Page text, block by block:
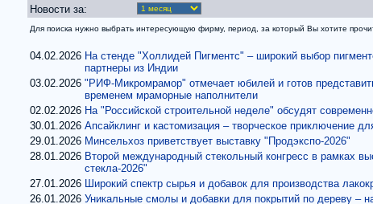
Новости за:
Для поиска нужно выбрать интересующую фирму, период, за который Вы хотите
04.02.2026 На стенде "Холлидей Пигментс" – широкий выбор
партнеры из Индии
03.02.2026 "РИФ-Микромрамор" отмечает юбилей и готов
временем мраморные наполнители
02.02.2026 На "Российской строительной неделе" обсудят
30.01.2026 Апсайклинг и кастомизация – творческое приключение
29.01.2026 Минсельхоз приветствует выставку "Продэкспо-2026"
28.01.2026 Второй международный стекольный конгресс в рамках
стекла-2026"
27.01.2026 Широкий спектр сырья и добавок для производства
26.01.2026 Уникальные смолы и добавки для покрытий по дереву –